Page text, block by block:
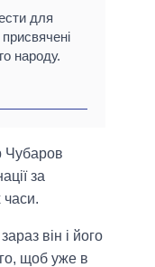
для
народу.
Чубаров
за
часи.
він і його
щоб уже в